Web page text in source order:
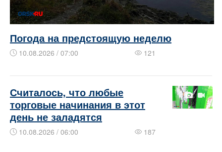
Погода на предстоящую неделю
10.08.2026 / 07:00 121
​​​​Считалось, что любые
торговые начинания в этот
день не заладятся
10.08.2026 / 06:00 187